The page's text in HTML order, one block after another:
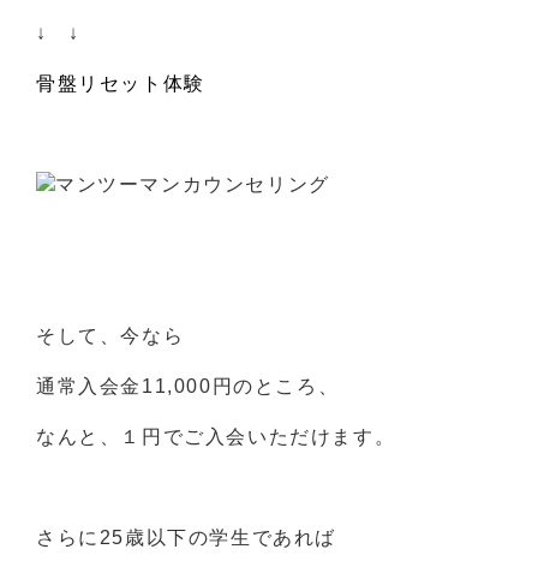
↓ ↓
骨盤リセット体験
そして、今なら
通常入会金11,000円のところ、
なんと、１円でご入会いただけます。
さらに25歳以下の学生であれば